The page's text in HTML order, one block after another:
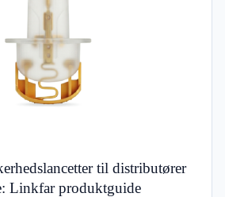
til distributører
Linkfar produktguide